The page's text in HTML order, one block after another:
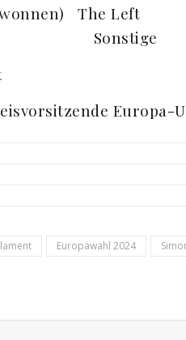
The Left
Europa-
Europawahl 2024